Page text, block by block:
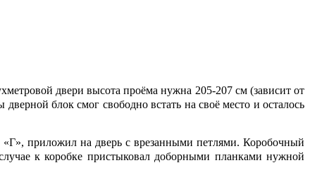
двери высота проёма нужна 205-207 см (зависит от
блок смог свободно встать на своё место и осталось
приложил на дверь с врезанными петлями. Коробочный
к коробке пристыковал доборными планками нужной